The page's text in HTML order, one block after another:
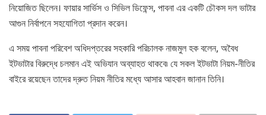
নিয়োজিত ছিলেন। ফায়ার সার্ভিস ও সিভিল ডিফেন্স, পাবনা এর একটি চৌকস দল ভাটার
আগুন নির্বাপনে সহযোগিতা প্রদান করেন।
এ সময় পাবনা পরিবেশ অধিদপ্তরের সহকারি পরিচালক নাজমুল হক বলেন, অবৈধ
ইটভাটার বিরুদ্ধে চলমান এই অভিযান অব্যাহত থাকবে৷ যে সকল ইটভাটা নিয়ম-নীতির
বাইরে রয়েছেন তাদের দ্রুত নিয়ম নীতির মধ্যে আসার আহবান জানান তিনি।